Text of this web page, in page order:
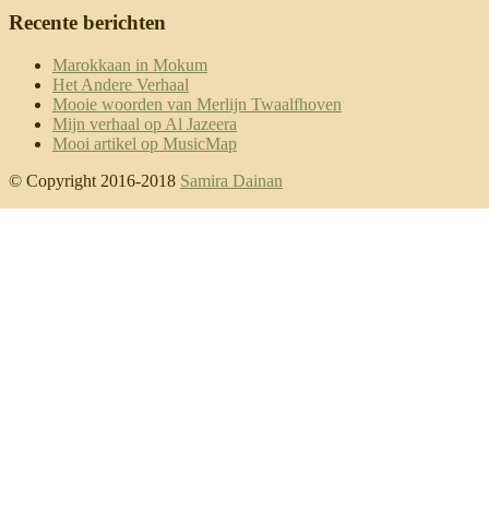
Recente berichten
Marokkaan in Mokum
Het Andere Verhaal
Mooie woorden van Merlijn Twaalfhoven
Mijn verhaal op Al Jazeera
Mooi artikel op MusicMap
© Copyright 2016-2018 Samira Dainan